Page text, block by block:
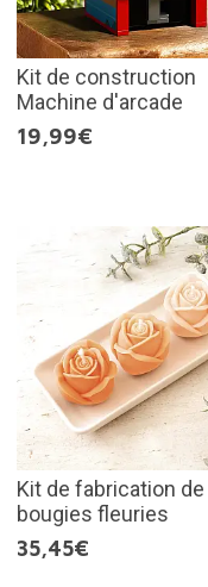
Kit de construction
Machine d'arcade
19,99€
Kit de fabrication de
bougies fleuries
35,45€